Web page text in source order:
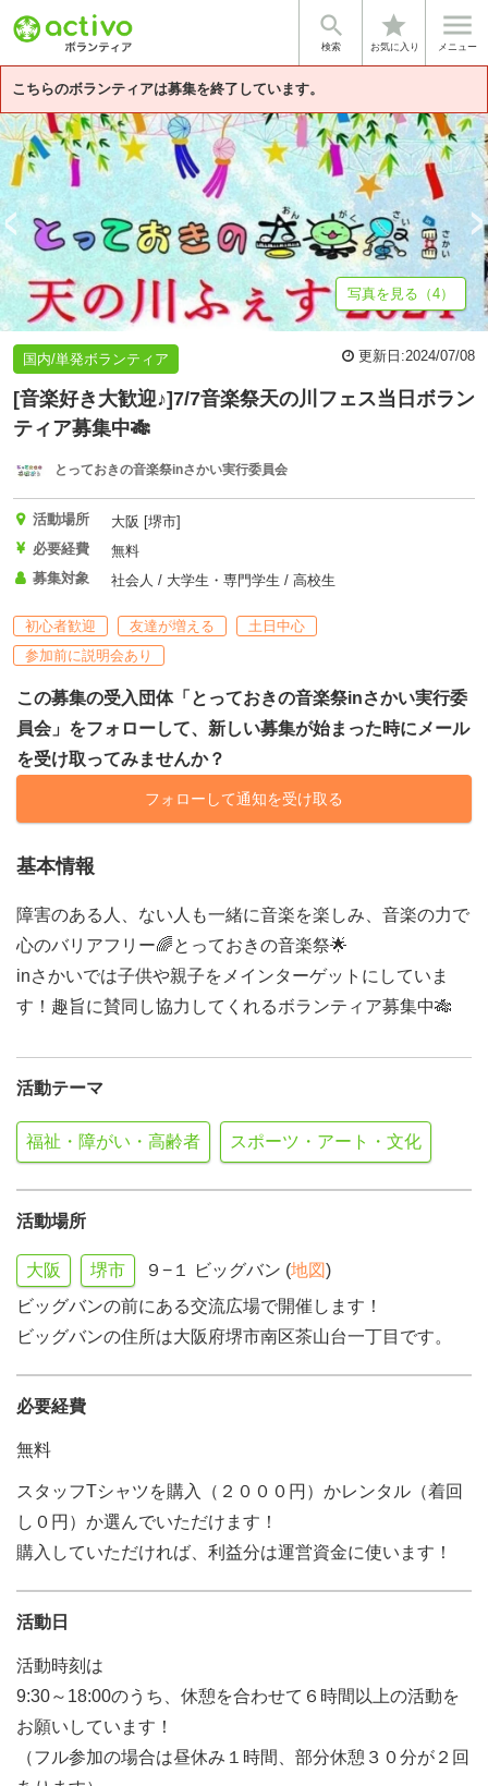

検索
star
お気に入り

メニュー
こちらのボランティアは募集を終了しています。
基本情報 募集詳細 団体情報
写真を見る（4）
国内/単発ボランティア 更新日:2024/07/08
[音楽好き大歓迎♪]7/7音楽祭天の川フェス当日ボラン
ティア募集中🎋
とっておきの音楽祭inさかい実行委員会
活動場所
大阪 [堺市]
必要経費
無料
募集対象
社会人 / 大学生・専門学生 / 高校生
初心者歓迎 友達が増える
土日中心
参加前に説明会あり
この募集の受入団体「とっておきの音楽祭inさかい実行委
員会」をフォローして、新しい募集が始まった時にメール
を受け取ってみませんか？
フォローして通知を受け取る
基本情報
障害のある人、ない人も一緒に音楽を楽しみ、音楽の力で
心のバリアフリー🌈とっておきの音楽祭🌟
inさかいでは子供や親子をメインターゲットにしていま
す！趣旨に賛同し協力してくれるボランティア募集中🎋
活動テーマ
福祉・障がい・高齢者 スポーツ・アート・文化
活動場所
大阪 堺市 ９−１ ビッグバン (地図)
ビッグバンの前にある交流広場で開催します！
ビッグバンの住所は大阪府堺市南区茶山台一丁目です。
必要経費
無料
スタッフTシャツを購入（２０００円）かレンタル（着回
し０円）か選んでいただけます！
購入していただければ、利益分は運営資金に使います！
活動日
活動時刻は
9:30～18:00のうち、休憩を合わせて６時間以上の活動を
お願いしています！
（フル参加の場合は昼休み１時間、部分休憩３０分が２回